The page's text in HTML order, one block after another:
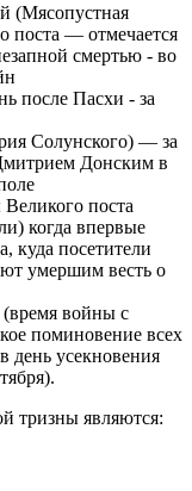
(Мясопустная
поста — отмечается
смертью - во
после Пасхи - за
Солунского) — за
Донским в
Великого поста
когда впервые
куда посетители
умершим весть о
(время войны с
поминовение всех
день усекновения
тризны являются: